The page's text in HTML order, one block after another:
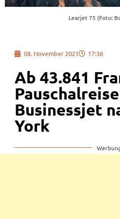
Learjet 75 (Foto:
08. November 2021 17:36
Ab 43.841
Businessjet
York